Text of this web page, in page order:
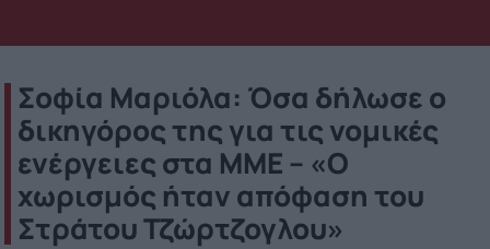
Σοφία Μαριόλα: Όσα δήλωσε ο
δικηγόρος της για τις νομικές
ενέργειες στα ΜΜΕ – «Ο
χωρισμός ήταν απόφαση του
Στράτου Τζώρτζογλου»